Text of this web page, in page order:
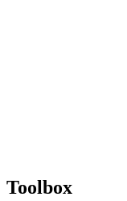
Toolbox